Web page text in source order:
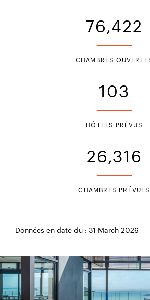
InterContinental
InterContinental Lyon
France
76,422
CHAMBRES
103
HÔTELS PRÉVUS
26,316
CHAMBRES PRÉVUES
Données en date du : 31 March 2026